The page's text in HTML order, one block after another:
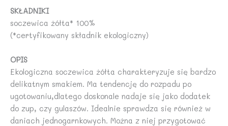
SKŁADNIKI
soczewica żółta* 100%
(*certyfikowany składnik ekologiczny)
OPIS
Ekologiczna soczewica żółta charakteryzuje się bardzo
delikatnym smakiem. Ma tendencję do rozpadu po
ugotowaniu,dlatego doskonale nadaje się jako dodatek
do zup, czy gulaszów. Idealnie sprawdza się również w
daniach jednogarnkowych. Można z niej przygotować